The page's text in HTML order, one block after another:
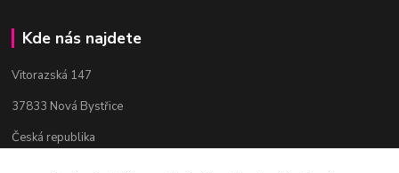
Kde nás najdete
Vitorazská 147
37833 Nová Bystřice
Česká republika